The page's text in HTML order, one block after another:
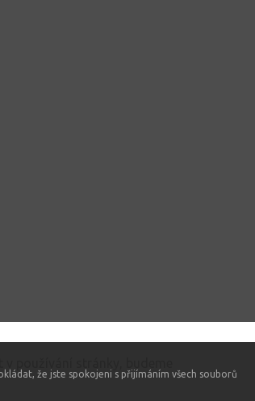
že jste spokojeni s přijímáním všech souborů
používání stránky, budeme